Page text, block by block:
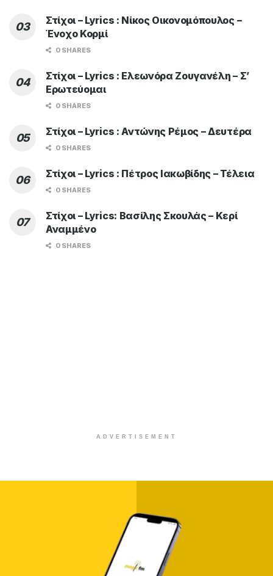
Στίχοι – Lyrics : Νίκος Οικονομόπουλος –
Ένοχο Κορμί
0 SHARES
Στίχοι – Lyrics : Ελεωνόρα Ζουγανέλη – Σ’
Ερωτεύομαι
0 SHARES
Στίχοι – Lyrics : Αντώνης Ρέμος – Δευτέρα
0 SHARES
Στίχοι – Lyrics : Πέτρος Ιακωβίδης – Τέλεια
0 SHARES
Στίχοι – Lyrics: Βασίλης Σκουλάς – Κερί
Αναμμένο
0 SHARES
ADVERTISEMENT